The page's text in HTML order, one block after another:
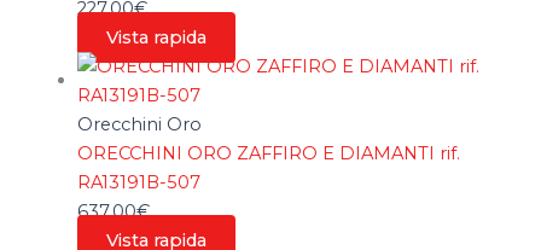
227,00€
Vista rapida
Orecchini Oro
ORECCHINI ORO ZAFFIRO E DIAMANTI rif.
RA13191B-507
637,00€
Vista rapida